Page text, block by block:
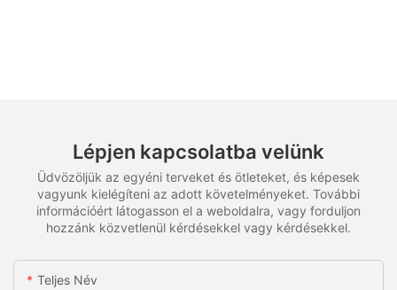
Lépjen kapcsolatba velünk
Üdvözöljük az egyéni terveket és ötleteket, és képesek
vagyunk kielégíteni az adott követelményeket. További
információért látogasson el a weboldalra, vagy forduljon
hozzánk közvetlenül kérdésekkel vagy kérdésekkel.
Teljes Név